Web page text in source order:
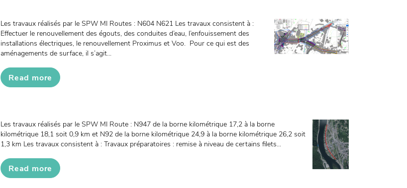
Les travaux réalisés par le SPW MI Routes : N604 N621 Les travaux consistent à :
Effectuer le renouvellement des égouts, des conduites d’eau, l’enfouissement des
installations électriques, le renouvellement Proximus et Voo. Pour ce qui est des
aménagements de surface, il s’agit...
Read more
Les travaux réalisés par le SPW MI Route : N947 de la borne kilométrique 17,2 à la borne
kilométrique 18,1 soit 0,9 km et N92 de la borne kilométrique 24,9 à la borne kilométrique 26,2 soit
1,3 km Les travaux consistent à : Travaux préparatoires : remise à niveau de certains filets...
Read more